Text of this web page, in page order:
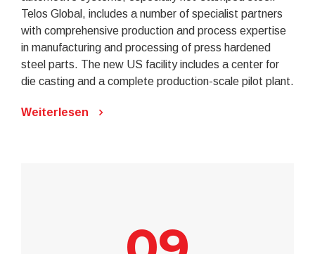
Telos Global, includes a number of specialist partners
with comprehensive production and process expertise
in manufacturing and processing of press hardened
steel parts. The new US facility includes a center for
die casting and a complete production-scale pilot plant.
Weiterlesen